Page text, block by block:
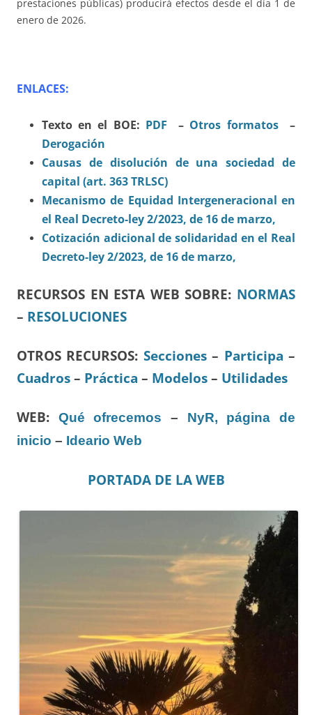
prestaciones públicas) producirá efectos desde el día 1 de
enero de 2026.
ENLACES:
Texto en el BOE: PDF – Otros formatos–
Derogación
Causas de disolución de una sociedad de
capital (art. 363 TRLSC)
Mecanismo de Equidad Intergeneracional en
el Real Decreto-ley 2/2023, de 16 de marzo,
Cotización adicional de solidaridad en el Real
Decreto-ley 2/2023, de 16 de marzo,
RECURSOS EN ESTA WEB SOBRE: NORMAS
– RESOLUCIONES
OTROS RECURSOS: Secciones– Participa –
Cuadros – Práctica – Modelos – Utilidades
WEB: Qué ofrecemos – NyR, página de
inicio – Ideario Web
PORTADA DE LA WEB